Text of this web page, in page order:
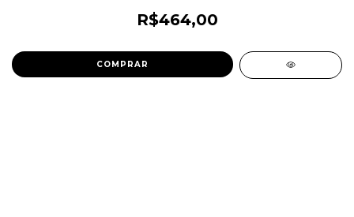
R$464,00
COMPRAR